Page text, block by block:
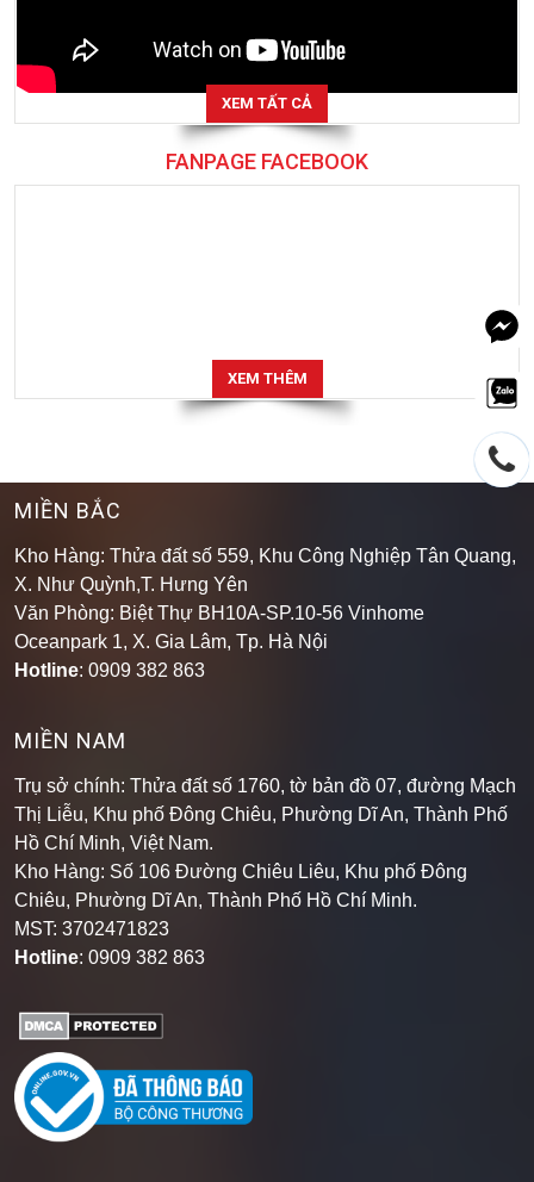
XEM TẤT CẢ
FANPAGE FACEBOOK
XEM THÊM
MIỀN BẮC
Kho Hàng: Thửa đất số 559, Khu Công Nghiệp Tân Quang,
X. Như Quỳnh,T. Hưng Yên
Văn Phòng: Biệt Thự BH10A-SP.10-56 Vinhome
Oceanpark 1, X. Gia Lâm, Tp. Hà Nội
Hotline: 0909 382 863
MIỀN NAM
Trụ sở chính: Thửa đất số 1760, tờ bản đồ 07, đường Mạch
Thị Liễu, Khu phố Đông Chiêu, Phường Dĩ An, Thành Phố
Hồ Chí Minh, Việt Nam.
Kho Hàng: Số 106 Đường Chiêu Liêu, Khu phố Đông
Chiêu, Phường Dĩ An, Thành Phố Hồ Chí Minh.
MST: 3702471823
Hotline: 0909 382 863